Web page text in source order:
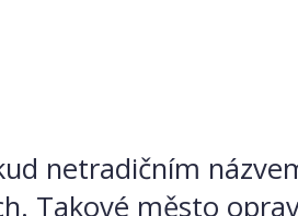
netradičním
Takové město